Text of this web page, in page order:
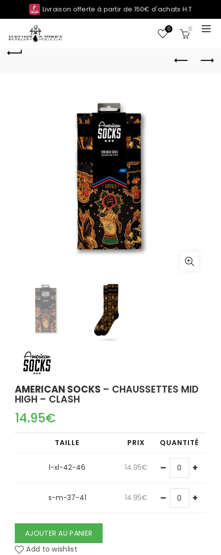
Livraison offerte à partir de 150€ d'achats H.T
0 0
AMERICAN SOCKS – CHAUSSETTES MID
HIGH – CLASH
14.95€
TAILLE PRIX QUANTITÉ
l-xl-42-46 14.95€ – +
s-m-37-41 14.95€ – +
AJOUTER AU PANIER
Add to wishlist